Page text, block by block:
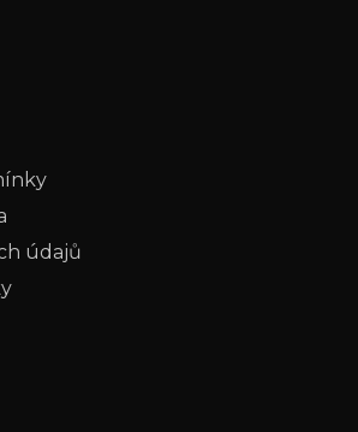
údajů